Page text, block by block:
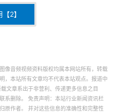
【2】
像音频视频资料版权均属本网站所有，转载
，本站所有文章均不代表本站观点。报道中
文章系出于非营利、传递更多信息之目
系删除。 免责声明：本站行业新闻资讯栏
原作者。 并对这些信息的准确性和完整性